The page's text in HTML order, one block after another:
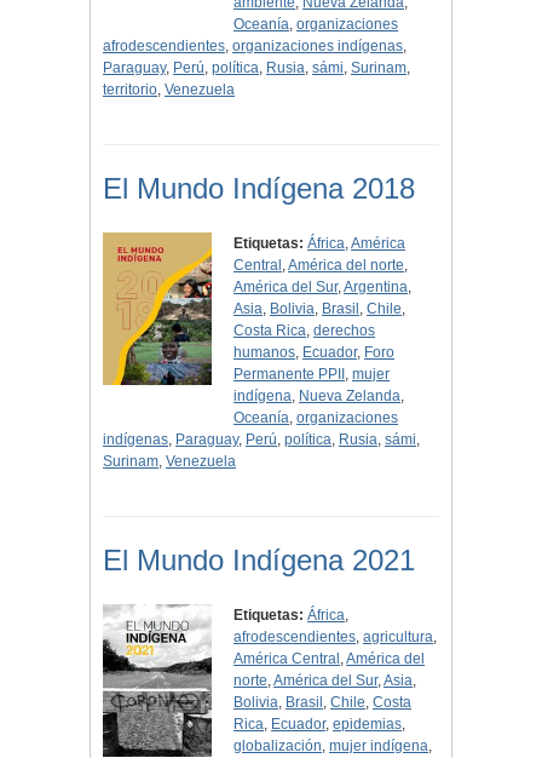
Oceanía,organizaciones
afrodescendientes, organizaciones indígenas,
Paraguay, Perú, política, Rusia, sámi, Surinam,
territorio, Venezuela
El Mundo Indígena 2018
Etiquetas: África,América
Central ,América del norte,
América del Sur,Argentina,
Asia, Bolivia, Brasil ,Chile,
Costa Rica,derechos
humanos, Ecuador, Foro
Permanente PPII ,mujer
indígena, Nueva Zelanda,
Oceanía,organizaciones
indígenas, Paraguay, Perú, política, Rusia, sámi,
Surinam, Venezuela
El Mundo Indígena 2021
Etiquetas: África,
afrodescendientes,agricultura,
América Central ,América del
norte,América del Sur,Asia,
Bolivia, Brasil ,Chile,Costa
Rica, Ecuador,epidemias,
globalización,mujer indígena,